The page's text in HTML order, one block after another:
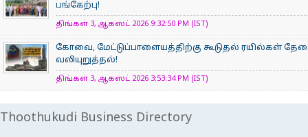
பங்கேற்பு!
திங்கள் 3, ஆகஸ்ட் 2026 9:32:50 PM (IST)
கோவை, மேட்டுப்பாளையத்திற்கு கூடுதல் ரயில்கள்
வலியுறுத்தல்!
திங்கள் 3, ஆகஸ்ட் 2026 3:53:34 PM (IST)
Thoothukudi Business Directory